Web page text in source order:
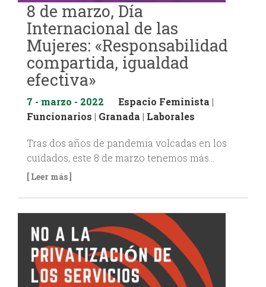
8 de marzo, Día
Internacional de las
Mujeres: «Responsabilidad
compartida, igualdad
efectiva»
7 - marzo - 2022 Espacio Feminista |
Funcionarios | Granada | Laborales
Tras dos años de pandemia volcadas en los
cuidados, este 8 de marzo tenemos más…
[ Leer más ]